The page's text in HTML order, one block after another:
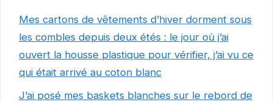
Mes cartons de vêtements d’hiver dorment sous
les combles depuis deux étés : le jour où j’ai
ouvert la housse plastique pour vérifier, j’ai vu ce
qui était arrivé au coton blanc
J’ai posé mes baskets blanches sur le rebord de